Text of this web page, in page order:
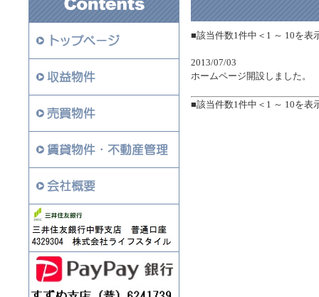
■該当件数1件中＜1 ～ 10を
2013/07/03
ホームページ開設しました。
■該当件数1件中＜1 ～ 10を